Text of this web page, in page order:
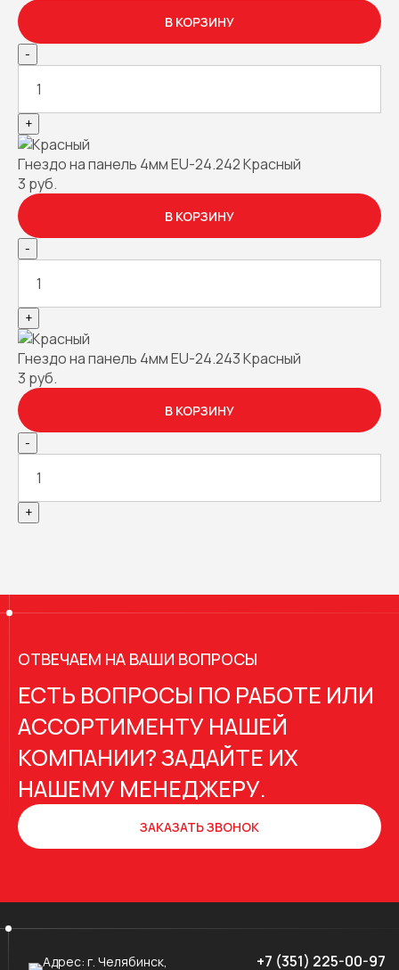
В КОРЗИНУ
-
+
Гнездо на панель 4мм EU-24.242 Красный
3 руб.
В КОРЗИНУ
-
+
Гнездо на панель 4мм EU-24.243 Красный
3 руб.
В КОРЗИНУ
-
+
ОТВЕЧАЕМ НА ВАШИ ВОПРОСЫ
ЕСТЬ ВОПРОСЫ ПО РАБОТЕ ИЛИ
АССОРТИМЕНТУ НАШЕЙ
КОМПАНИИ? ЗАДАЙТЕ ИХ
НАШЕМУ МЕНЕДЖЕРУ.
ЗАКАЗАТЬ ЗВОНОК
Адрес: г. Челябинск,
+7 (351) 225-00-97